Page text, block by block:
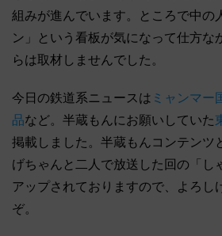
組みが進んでいます。ところで中の
ン」という看板が気になって仕方な
らは取材しませんでした。
今日の鉄道系ニュースは ミャンマー
品など。半蔵もんにお願いしていた
掲載しました。半蔵もんコンテンツ
げちゃんと二人で放送した回の「し
アップされておりますので、よろし
ぞ。